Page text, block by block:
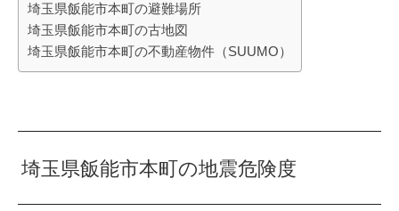
埼玉県飯能市本町の避難場所
埼玉県飯能市本町の古地図
埼玉県飯能市本町の不動産物件（SUUMO）
埼玉県飯能市本町の地震危険度